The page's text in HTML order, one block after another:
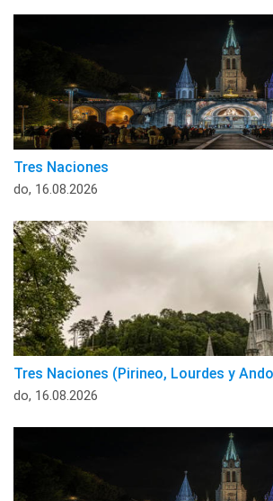
Tres Naciones
do, 16.08.2026
Tres Naciones (Pirineo, Lourdes y
do, 16.08.2026